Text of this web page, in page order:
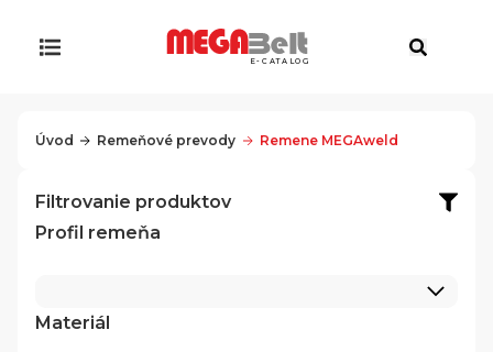
E-CATALOG
Filtrovanie produktov
Profil remeňa
Materiál
Úvod Remeňové prevody Remene MEGAweld